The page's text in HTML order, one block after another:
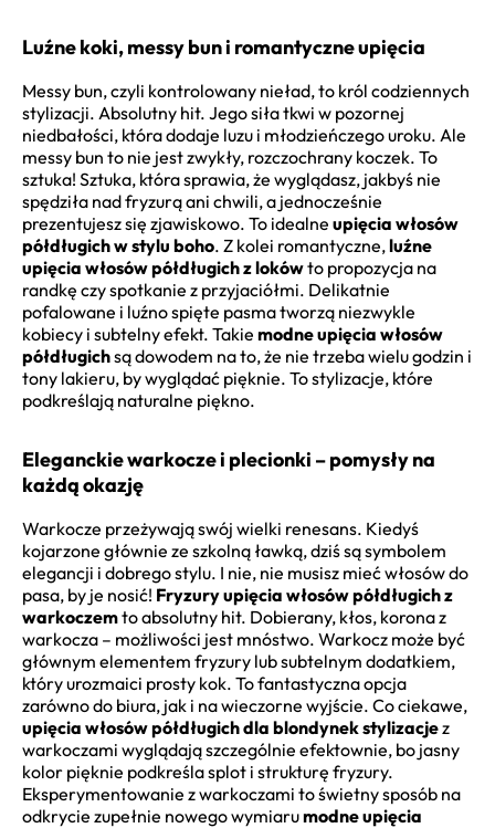
Luźne koki, messy bun i romantyczne upięcia
Messy bun, czyli kontrolowany nieład, to król codziennych
stylizacji. Absolutny hit. Jego siła tkwi w pozornej
niedbałości, która dodaje luzu i młodzieńczego uroku. Ale
messy bun to nie jest zwykły, rozczochrany koczek. To
sztuka! Sztuka, która sprawia, że wyglądasz, jakbyś nie
spędziła nad fryzurą ani chwili, a jednocześnie
prezentujesz się zjawiskowo. To idealne upięcia włosów
półdługich w stylu boho. Z kolei romantyczne,luźne
upięcia włosów półdługich z lokówto propozycja na
randkę czy spotkanie z przyjaciółmi. Delikatnie
pofalowane i luźno spięte pasma tworzą niezwykle
kobiecy i subtelny efekt. Takie modne upięcia włosów
półdługichsą dowodem na to, że nie trzeba wielu godzin i
tony lakieru, by wyglądać pięknie. To stylizacje, które
podkreślają naturalne piękno.
Eleganckie warkocze i plecionki – pomysły na
każdą okazję
Warkocze przeżywają swój wielki renesans. Kiedyś
kojarzone głównie ze szkolną ławką, dziś są symbolem
elegancji i dobrego stylu. I nie, nie musisz mieć włosów do
pasa, by je nosić! Fryzury upięcia włosów półdługich z
warkoczemto absolutny hit. Dobierany, kłos, korona z
warkocza – możliwości jest mnóstwo. Warkocz może być
głównym elementem fryzury lub subtelnym dodatkiem,
który urozmaici prosty kok. To fantastyczna opcja
zarówno do biura, jak i na wieczorne wyjście. Co ciekawe,
upięcia włosów półdługich dla blondynek stylizacjez
warkoczami wyglądają szczególnie efektownie, bo jasny
kolor pięknie podkreśla splot i strukturę fryzury.
Eksperymentowanie z warkoczami to świetny sposób na
odkrycie zupełnie nowego wymiarumodne upięcia